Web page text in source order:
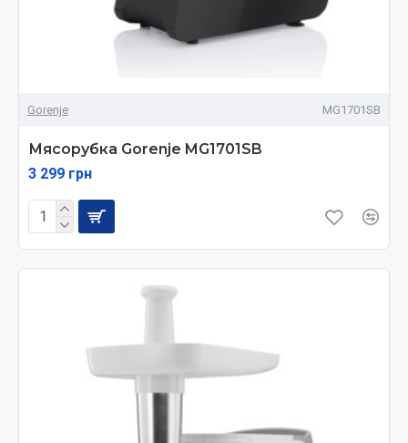
Gorenje MG1701SB
Мясорубка Gorenje MG1701SB
3 299 грн